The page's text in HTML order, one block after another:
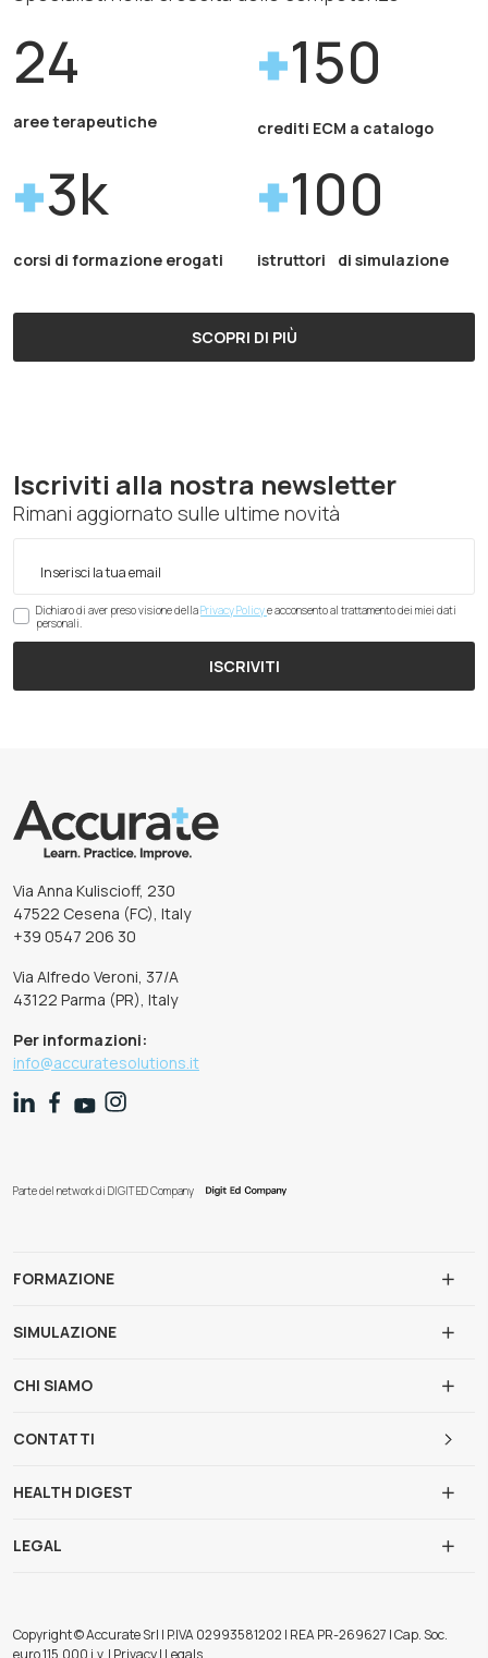
24
aree terapeutiche
150
crediti ECM a catalogo
3k
corsi di formazione erogati
100
istruttori di simulazione
SCOPRI DI PIÙ
Iscriviti alla nostra newsletter
Rimani aggiornato sulle ultime novità
Dichiaro di aver preso visione dellaPrivacy Policye acconsento al trattamento dei miei dati
personali.
ISCRIVITI
Via Anna Kuliscioff, 230
47522 Cesena (FC), Italy
+39 0547 206 30
Via Alfredo Veroni, 37/A
43122 Parma (PR), Italy
Per informazioni:
info@accuratesolutions.it
Parte del network di DIGIT ED Company
FORMAZIONE
SIMULAZIONE
CHI SIAMO
CONTATTI
HEALTH DIGEST
LEGAL
Copyright © Accurate Srl | P.IVA 02993581202 | REA PR-269627 | Cap. Soc.
euro 115.000 i.v. | Privacy | Legals